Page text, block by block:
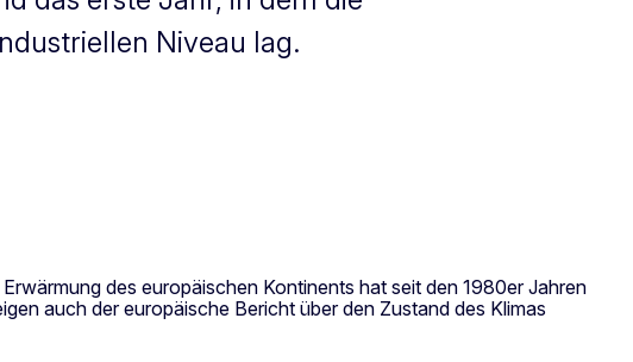
Niveau lag.
des europäischen Kontinents hat seit den 1980er Jahren
auch der europäische Bericht über den Zustand des Klimas